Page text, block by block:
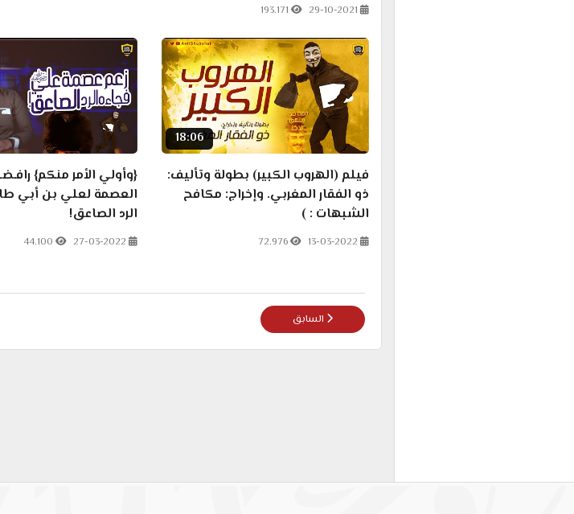
29-10-2021
193.171
18:06
فيلم (الهروب الكبير) بطولة وتأليف:
ذو الفقار المغربي. وإخراج: مكافح
الشبهات : )
13-03-2022
72.976
{وأولي الأمر منكم}
العصمة لعلي بن أبي
الرد الصاعق!
27-03-2022
44.100
المقال السابق: تدمير ذو الفقار المغربي على يد مهدي الشيعة (الأذان الشيعي
السابق